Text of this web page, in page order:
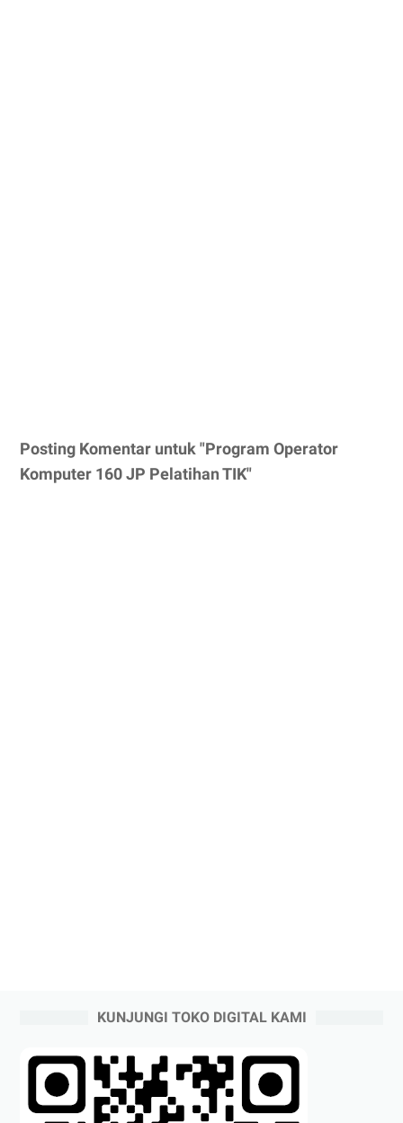
Posting Komentar untuk "Program Operator
Komputer 160 JP Pelatihan TIK"
KUNJUNGI TOKO DIGITAL KAMI